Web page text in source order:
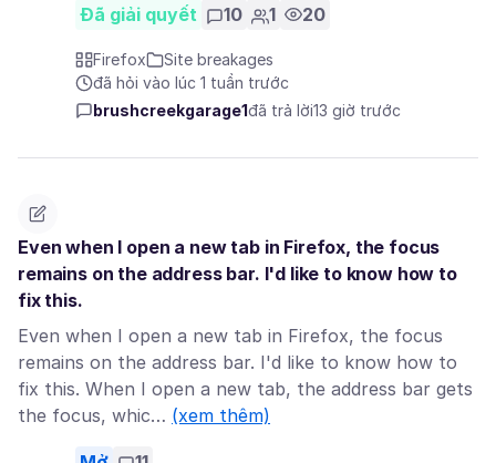
Đã giải quyết 10 1 20
Firefox
Site breakages
đã hỏi vào lúc 1 tuần trước
brushcreekgarage1đã trả lời13 giờ trước
Even when I open a new tab in Firefox, the focus
remains on the address bar. I'd like to know how to
fix this.
Even when I open a new tab in Firefox, the focus
remains on the address bar. I'd like to know how to
fix this. When I open a new tab, the address bar gets
the focus, whic… (xem thêm)